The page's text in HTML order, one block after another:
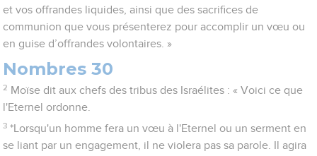
et vos offrandes liquides, ainsi que des sacrifices de
communion que vous présenterez pour accomplir un vœu ou
en guise d’offrandes volontaires. »
Nombres 30
2 Moïse dit aux chefs des tribus des Israélites : « Voici ce que
l'Eternel ordonne.
3 *Lorsqu'un homme fera un vœu à l'Eternel ou un serment en
se liant par un engagement, il ne violera pas sa parole. Il agira